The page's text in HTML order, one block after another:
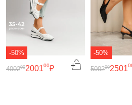
-50%
200100₽
400200
-50%
2501
500200